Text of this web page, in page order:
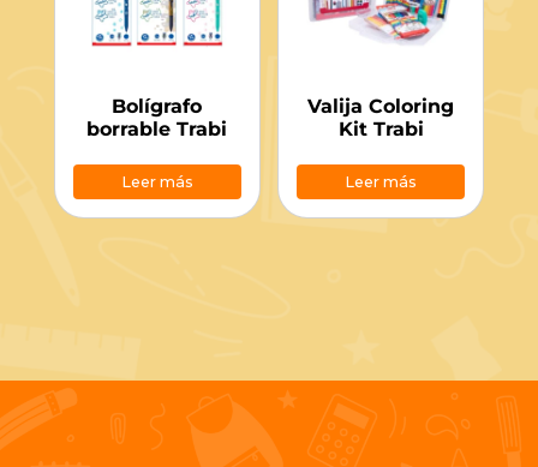
Bolígrafo
borrable Trabi
Leer más
Valija Coloring
Kit Trabi
Leer más